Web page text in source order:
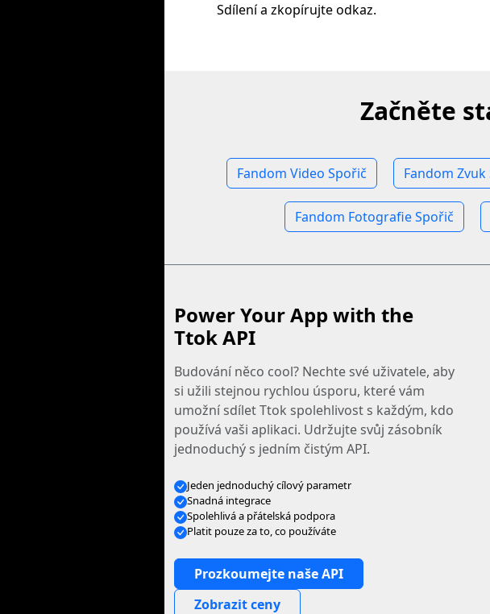
Sdílení a zkopírujte odkaz.
Začněte
Fandom Video Spořič Fandom Zvuk
Fandom Fotografie Spořič
Power Your App with the
Ttok API
Budování něco cool? Nechte své uživatele, aby
si užili stejnou rychlou úsporu, které vám
umožní sdílet Ttok spolehlivost s každým, kdo
používá vaši aplikaci. Udržujte svůj zásobník
jednoduchý s jedním čistým API.
Jeden jednoduchý cílový parametr
Snadná integrace
Spolehlivá a přátelská podpora
Platit pouze za to, co používáte
Prozkoumejte naše API
Zobrazit ceny